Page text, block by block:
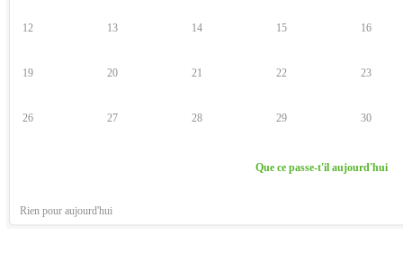
12 13 14 15 16
19 20 21 22 23
26 27 28 29 30
Que ce passe-t'il aujourd'hui
Rien pour aujourd'hui